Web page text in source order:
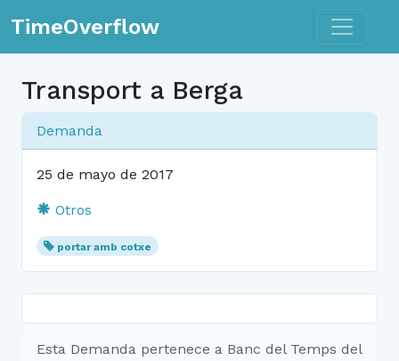
TimeOverflow Toggle
Transport a Berga
Demanda
25 de mayo de 2017
Otros
portar amb cotxe
Esta Demanda pertenece a Banc del Temps del